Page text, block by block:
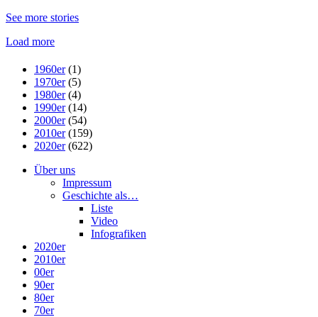
See more stories
Load more
1960er(1)
1970er(5)
1980er(4)
1990er(14)
2000er(54)
2010er(159)
2020er(622)
Über uns
Impressum
Geschichte als…
Liste
Video
Infografiken
2020er
2010er
00er
90er
80er
70er